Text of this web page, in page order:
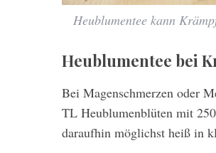
Heublumentee kann
Heublumentee bei
Bei Magenschmerzen oder
TL Heublumenblüten mit
daraufhin möglichst heiß in